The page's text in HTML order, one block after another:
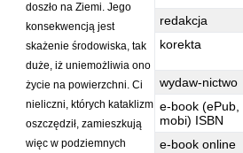
Hrynacz Tomasz
Jakób Lech M.
Jakubowski Jarosław
Jakubowski Paweł
Jasina Zbigniew
Jentys-Borelowska Maria
redakcja
korekta
wydaw-nictwo
e-book (ePub,
mobi) ISBN
e-book online
doszło na Ziemi. Jego
konsekwencją jest
skażenie środowiska, tak
duże, iż uniemożliwia ono
życie na powierzchni. Ci
nieliczni, których kataklizm
oszczędził, zamieszkują
więc w podziemnych